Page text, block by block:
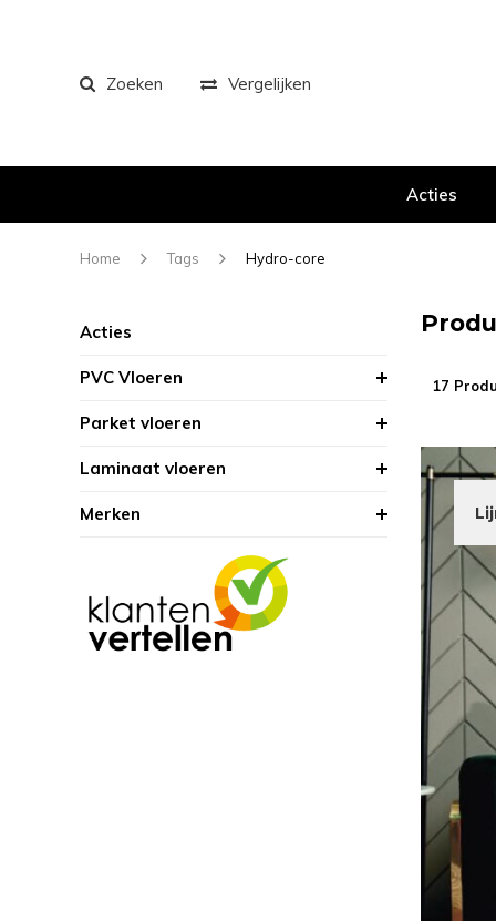
Zoeken Vergelijken
Acties
Home Tags Hydro-core
Acties
PVC Vloeren
Parket vloeren
Laminaat vloeren
Merken
17